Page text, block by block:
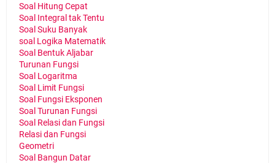
Soal Hitung Cepat
Soal Integral tak Tentu
Soal Suku Banyak
soal Logika Matematik
Soal Bentuk Aljabar
Turunan Fungsi
Soal Logaritma
Soal Limit Fungsi
Soal Fungsi Eksponen
Soal Turunan Fungsi
Soal Relasi dan Fungsi
Relasi dan Fungsi
Geometri
Soal Bangun Datar